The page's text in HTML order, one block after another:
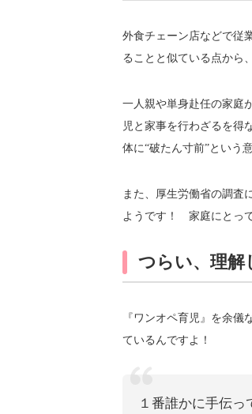
外食チェーン店などで従
ることと似ている点から
一人親や単身赴任の家庭
児と家事を行わざるを得
体に“破たん寸前”という
また、厚生労働省の調査
ようです！ 家庭にとって
つらい、理
『ワンオペ育児』を余
ているんですよ！
１番誰かに手伝っ